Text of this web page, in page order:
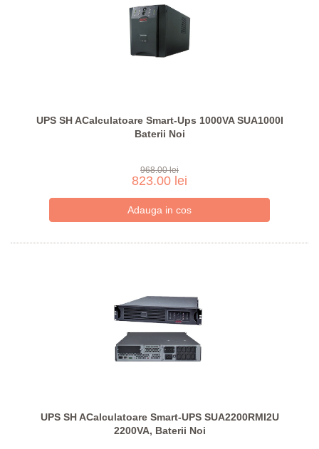
UPS SH ACalculatoare Smart-Ups 1000VA SUA1000I
Baterii Noi
968.00 lei
823.00 lei
UPS SH ACalculatoare Smart-UPS SUA2200RMI2U
2200VA, Baterii Noi